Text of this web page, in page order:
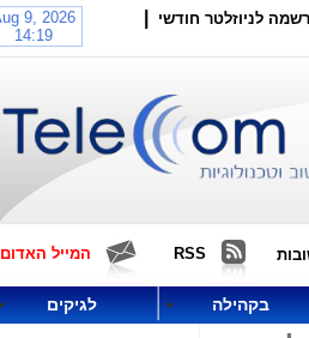
לניוזלטר חודשי
RSS המייל האדום
בקהילה לגיקים